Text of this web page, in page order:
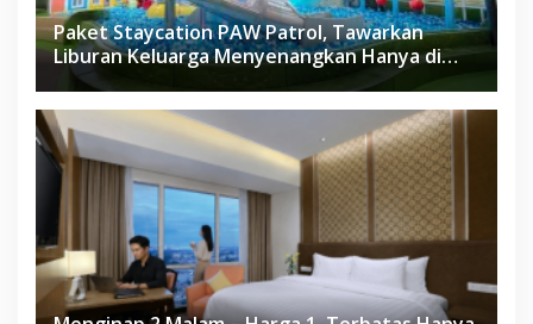
Paket Staycation PAW Patrol, Tawarkan
Liburan Keluarga Menyenangkan Hanya di
Herloom Hotel BSD